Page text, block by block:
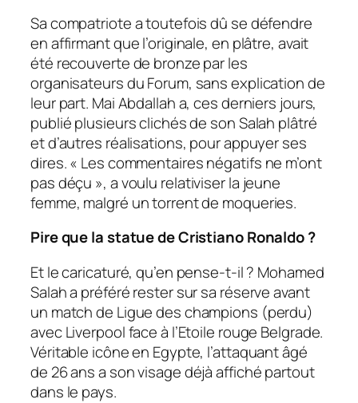
Sa compatriote a toutefois dû se défendre
en affirmant que l’originale, en plâtre, avait
été recouverte de bronze par les
organisateurs du Forum, sans explication de
leur part. Mai Abdallah a, ces derniers jours,
publié plusieurs clichés de son Salah plâtré
et d’autres réalisations, pour appuyer ses
dires. « Les commentaires négatifs ne m’ont
pas déçu », a voulu relativiser la jeune
femme, malgré un torrent de moqueries.
Pire que la statue de Cristiano Ronaldo ?
Et le caricaturé, qu’en pense-t-il ? Mohamed
Salah a préféré rester sur sa réserve avant
un match de Ligue des champions (perdu)
avec Liverpool face à l’Etoile rouge Belgrade.
Véritable icône en Egypte, l’attaquant âgé
de 26 ans a son visage déjà affiché partout
dans le pays.